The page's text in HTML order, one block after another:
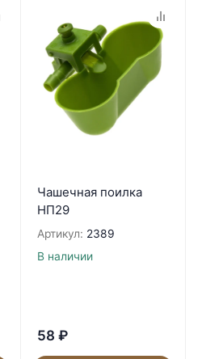
Чашечная поилка
НП29
Артикул: 2389
В наличии
58 ₽